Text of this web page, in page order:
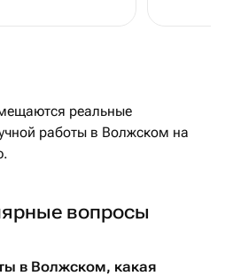
реальные
работы в Волжском на
вопросы
в Волжском, какая